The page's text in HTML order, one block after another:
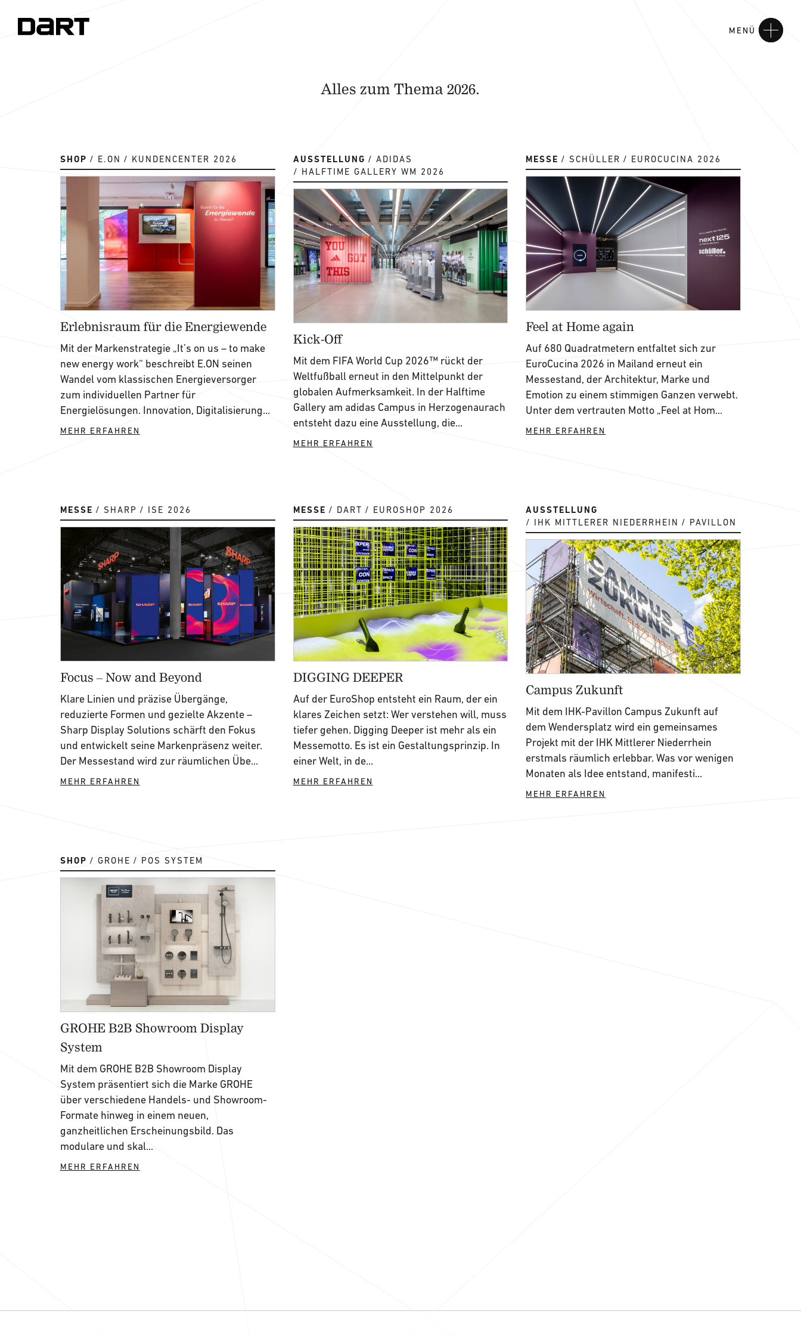
MENÜ
Alles zum Thema 2026.
SHOP E.ON KUNDENCENTER 2026
Erlebnisraum für die Energiewende
Mit der Markenstrategie „It’s on us – to make
new energy work“ beschreibt E.ON seinen
Wandel vom klassischen Energieversorger
zum individuellen Partner für
Energielösungen. Innovation, Digitalisierung...
MEHR ERFAHREN
AUSSTELLUNG
ADIDAS
HALFTIME GALLERY WM 2026
Kick-Off
Mit dem FIFA World Cup 2026™ rückt der
Weltfußball erneut in den Mittelpunkt der
globalen Aufmerksamkeit. In der Halftime
Gallery am adidas Campus in Herzogenaurach
entsteht dazu eine Ausstellung, die...
MEHR ERFAHREN
MESSE SCHÜLLER EUROCUCINA 2026
Feel at Home again
Auf 680 Quadratmetern entfaltet sich zur
EuroCucina 2026 in Mailand erneut ein
Messestand, der Architektur, Marke und
Emotion zu einem stimmigen Ganzen verwebt.
Unter dem vertrauten Motto „Feel at Hom...
MEHR ERFAHREN
MESSE SHARP ISE 2026
Focus – Now and Beyond
Klare Linien und präzise Übergänge,
reduzierte Formen und gezielte Akzente –
Sharp Display Solutions schärft den Fokus
und entwickelt seine Markenpräsenz weiter.
Der Messestand wird zur räumlichen Übe...
MEHR ERFAHREN
MESSE DART EUROSHOP 2026
DIGGING DEEPER
Auf der EuroShop entsteht ein Raum, der ein
klares Zeichen setzt: Wer verstehen will, muss
tiefer gehen. Digging Deeper ist mehr als ein
Messemotto. Es ist ein Gestaltungsprinzip. In
einer Welt, in de...
MEHR ERFAHREN
AUSSTELLUNG
IHK MITTLERER NIEDERRHEIN PAVILLON
Campus Zukunft
Mit dem IHK-Pavillon Campus Zukunft auf
dem Wendersplatz wird ein gemeinsames
Projekt mit der IHK Mittlerer Niederrhein
erstmals räumlich erlebbar. Was vor wenigen
Monaten als Idee entstand, manifesti...
MEHR ERFAHREN
SHOP GROHE POS SYSTEM
GROHE B2B Showroom Display
System
Mit dem GROHE B2B Showroom Display
System präsentiert sich die Marke GROHE
über verschiedene Handels- und Showroom-
Formate hinweg in einem neuen,
ganzheitlichen Erscheinungsbild. Das
modulare und skal...
MEHR ERFAHREN